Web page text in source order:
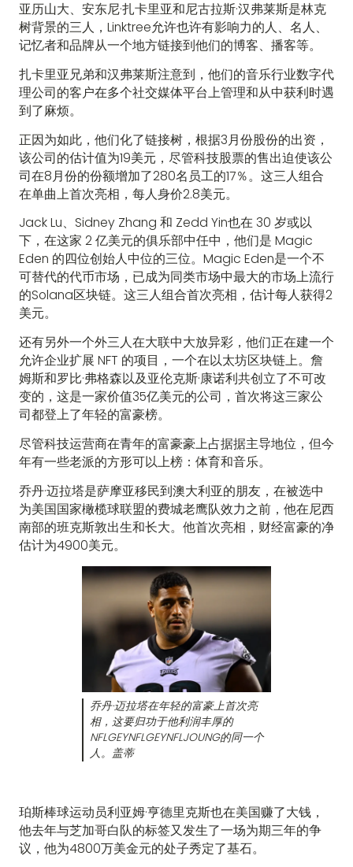
亚历山大、安东尼·扎卡里亚和尼古拉斯·汉弗莱斯是林克
树背景的三人，Linktree允许也许有影响力的人、名人、
记忆者和品牌从一个地方链接到他们的博客、播客等。
扎卡里亚兄弟和汉弗莱斯注意到，他们的音乐行业数字代
理公司的客户在多个社交媒体平台上管理和从中获利时遇
到了麻烦。
正因为如此，他们化了链接树，根据3月份股份的出资，
该公司的估计值为19美元，尽管科技股票的售出迫使该公
司在8月份的份额增加了280名员工的17％。这三人组合
在单曲上首次亮相，每人身价2.8美元。
Jack Lu、Sidney Zhang 和 Zedd Yin也在 30 岁或以
下，在这家 2 亿美元的俱乐部中任中，他们是 Magic
Eden 的四位创始人中位的三位。Magic Eden是一个不
可替代的代币市场，已成为同类市场中最大的市场上流行
的Solana区块链。这三人组合首次亮相，估计每人获得2
美元。
还有另外一个外三人在大联中大放异彩，他们正在建一个
允许企业扩展 NFT 的项目，一个在以太坊区块链上。詹
姆斯和罗比·弗格森以及亚伦克斯·康诺利共创立了不可改
变的，这是一家价值35亿美元的公司，首次将这三家公
司都登上了年轻的富豪榜。
尽管科技运营商在青年的富豪豪上占据据主导地位，但今
年有一些老派的方形可以上榜：体育和音乐。
乔丹·迈拉塔是萨摩亚移民到澳大利亚的朋友，在被选中
为美国国家橄榄球联盟的费城老鹰队效力之前，他在尼西
南部的班克斯敦出生和长大。他首次亮相，财经富豪的净
估计为4900美元。
乔丹·迈拉塔在年轻的富豪上首次亮
相，这要归功于他利润丰厚的
NFLGEYNFLGEYNFLJOUNG的同一个
人。盖蒂
珀斯棒球运动员利亚姆·亨德里克斯也在美国赚了大钱，
他去年与芝加哥白队的标签又发生了一场为期三年的争
议，他为4800万美金元的处子秀定了基石。